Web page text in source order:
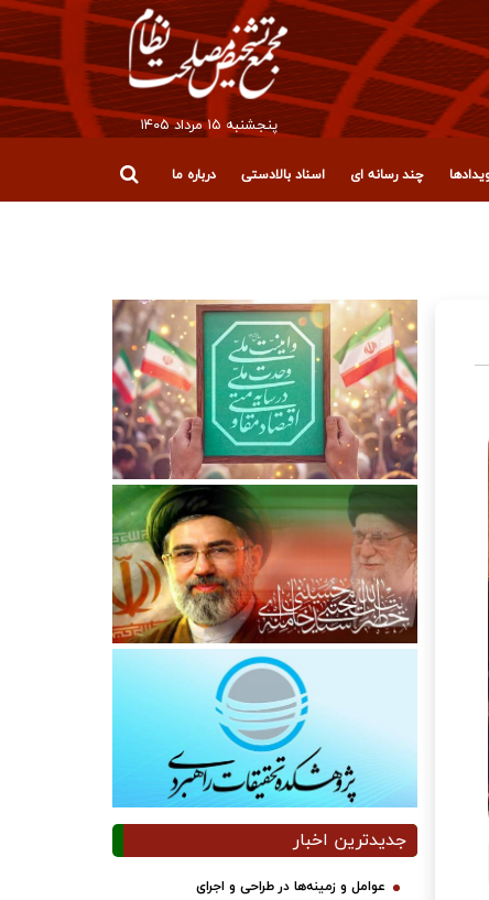
پنجشنبه ۱۵ مرداد ۱۴۰۵
چند رسانه ای اسناد بالادستی درباره ما
جدیدترین اخبار
عوامل و زمینه‌ها در طراحی و اجرای